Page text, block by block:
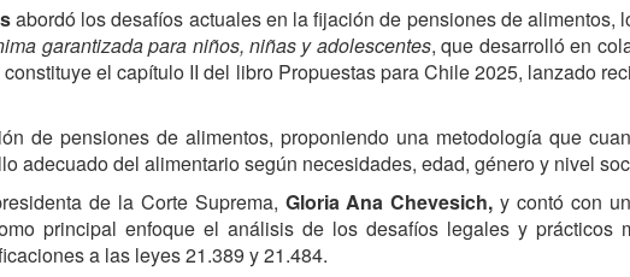
abordó los desafíos actuales en la fijación de pensiones de alimentos,
garantizada para niños, niñas y adolescentes, que desarrolló en
el capítulo II del libro Propuestas para Chile 2025, lanzado
de pensiones de alimentos, proponiendo una metodología que
adecuado del alimentario según necesidades, edad, género y nivel
de la Corte Suprema, Gloria Ana Chevesich, y contó con
principal enfoque el análisis de los desafíos legales y prácticos
a las leyes 21.389 y 21.484.